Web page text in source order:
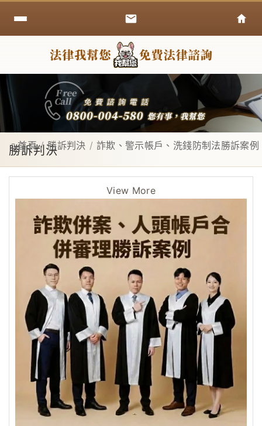
勝訴判決
首頁 勝訴判決 詐欺、警示帳戶、洗錢防制法勝訴案例
View More